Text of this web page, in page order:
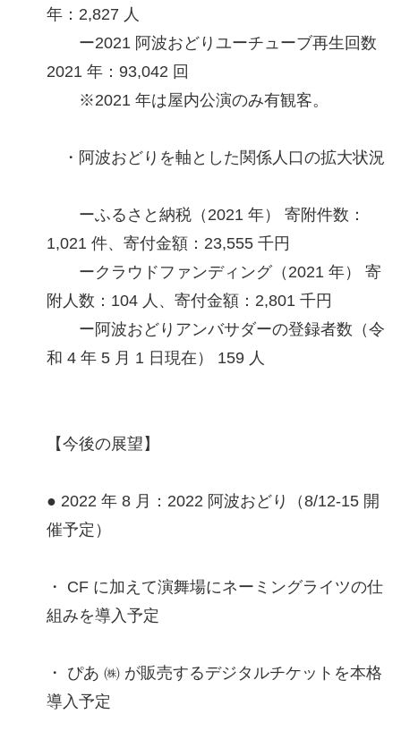
年：2,827 人
ー2021 阿波おどりユーチューブ再生回数
2021 年：93,042 回
※2021 年は屋内公演のみ有観客。
・阿波おどりを軸とした関係人口の拡大状況
ーふるさと納税（2021 年） 寄附件数：
1,021 件、寄付金額：23,555 千円
ークラウドファンディング（2021 年） 寄
附人数：104 人、寄付金額：2,801 千円
ー阿波おどりアンバサダーの登録者数（令
和 4 年 5 月 1 日現在） 159 人
【今後の展望】
● 2022 年 8 月：2022 阿波おどり（8/12-15 開
催予定）
・ CF に加えて演舞場にネーミングライツの仕
組みを導入予定
・ ぴあ ㈱ が販売するデジタルチケットを本格
導入予定